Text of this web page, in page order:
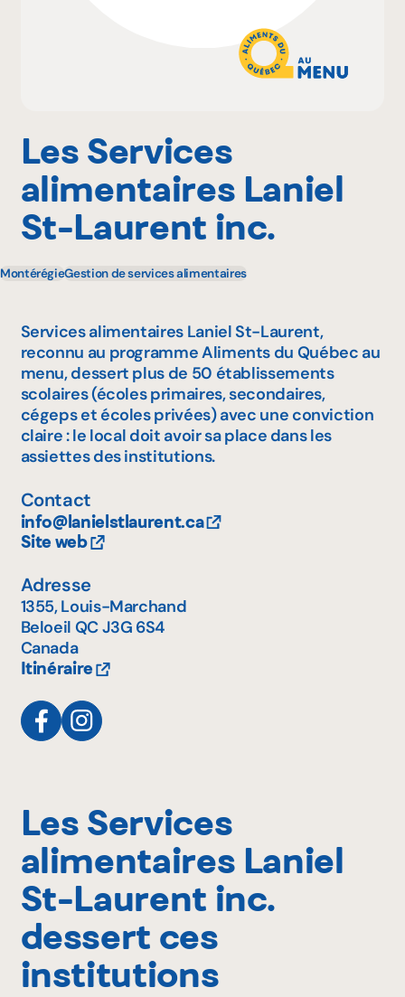
Les Services
alimentaires Laniel
St-Laurent inc.
MontérégieGestion de services alimentaires
Services alimentaires Laniel St-Laurent,
reconnu au programme Aliments du Québec au
menu, dessert plus de 50 établissements
scolaires (écoles primaires, secondaires,
cégeps et écoles privées) avec une conviction
claire : le local doit avoir sa place dans les
assiettes des institutions.
Contact
info@lanielstlaurent.ca
Site web
Adresse
1355, Louis-Marchand
Beloeil QCJ3G 6S4
Canada
Itinéraire
Les Services
alimentaires Laniel
St-Laurent inc.
dessert ces
institutions
Gaspésie–Îles-de-la-Madeleine
Laurentides
Laval
Montréal
Nord-du-Québec
Outaouais
Autre